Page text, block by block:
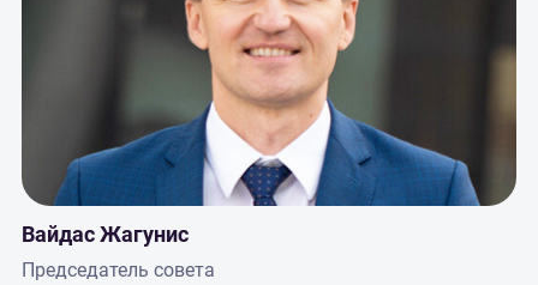
Вайдас Жагунис
Председатель совета